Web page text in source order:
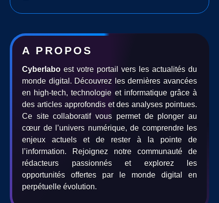
A PROPOS
Cyberlabo est votre portail vers les actualités du
monde digital. Découvrez les dernières avancées
en high-tech, technologie et informatique grâce à
des articles approfondis et des analyses pointues.
Ce site collaboratif vous permet de plonger au
cœur de l’univers numérique, de comprendre les
enjeux actuels et de rester à la pointe de
l’information. Rejoignez notre communauté de
rédacteurs passionnés et explorez les
opportunités offertes par le monde digital en
perpétuelle évolution.